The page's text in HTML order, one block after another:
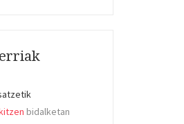
bidalketan